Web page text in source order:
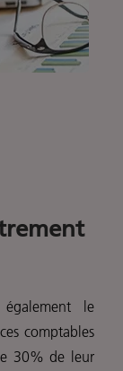
le
comptables
30% de leur